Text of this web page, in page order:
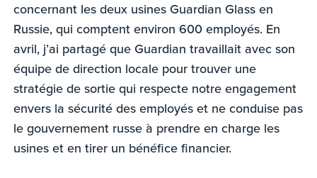
concernant les deux usines Guardian Glass en
Russie, qui comptent environ 600 employés. En
avril, j’ai partagé que Guardian travaillait avec son
équipe de direction locale pour trouver une
stratégie de sortie qui respecte notre engagement
envers la sécurité des employés et ne conduise pas
le gouvernement russe à prendre en charge les
usines et en tirer un bénéfice financier.